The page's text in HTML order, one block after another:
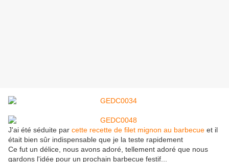
J'ai été séduite par cette recette de filet mignon au barbecue et il
était bien sûr indispensable que je la teste rapidement
Ce fut un délice, nous avons adoré, tellement adoré que nous
gardons l'idée pour un prochain barbecue festif...